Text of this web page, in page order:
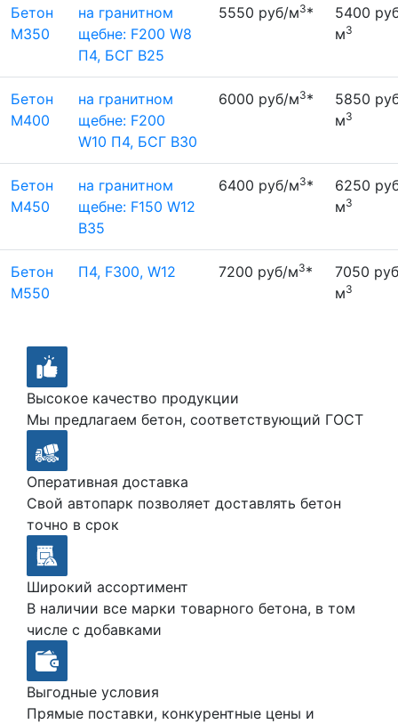
Бетон
М350
на гранитном
щебне: F200 W8
П4, БСГ В25
5550 руб/м3*
5400
м3
Бетон
М400
на гранитном
щебне: F200
W10 П4, БСГ В30
6000 руб/м3*
5850
м3
Бетон
М450
на гранитном
щебне: F150 W12
B35
6400 руб/м3*
6250
м3
Бетон
M550
П4, F300, W12 7200 руб/м3*
7050
м3
Высокое качество продукции
Мы предлагаем бетон, соответствующий ГОСТ
Оперативная доставка
Свой автопарк позволяет доставлять бетон
точно в срок
Широкий ассортимент
В наличии все марки товарного бетона, в том
числе с добавками
Выгодные условия
Прямые поставки, конкурентные цены и